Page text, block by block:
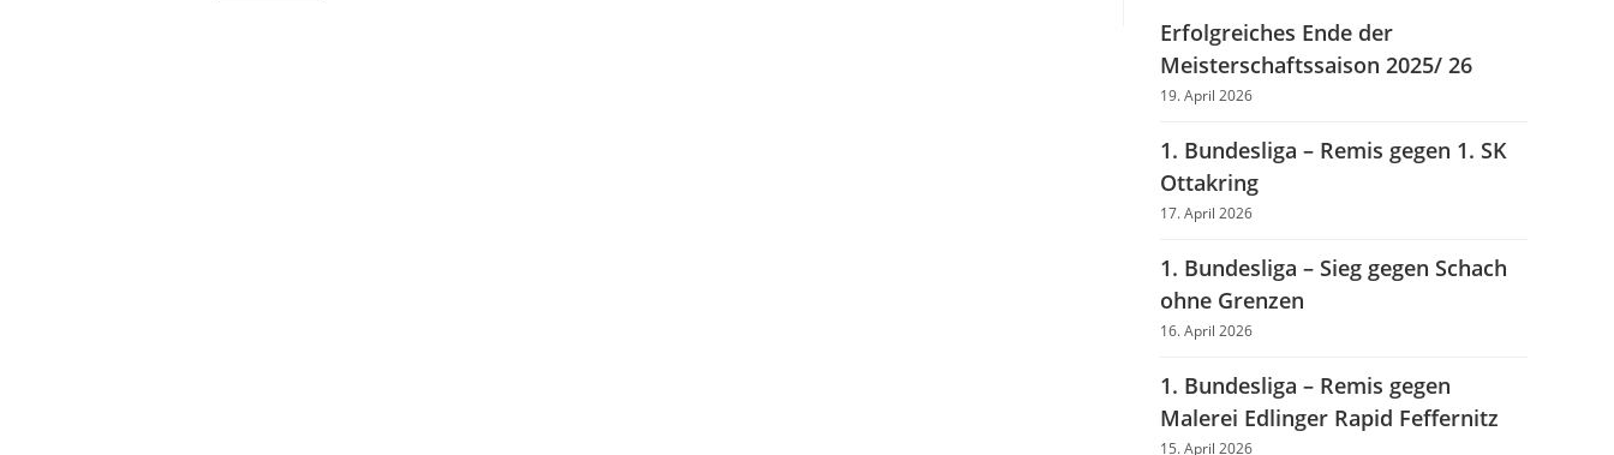
Erfolgreiches Ende der
Meisterschaftssaison 2025/ 26
19. April 2026
1. Bundesliga – Remis gegen 1. SK
Ottakring
17. April 2026
1. Bundesliga – Sieg gegen Schach
ohne Grenzen
16. April 2026
1. Bundesliga – Remis gegen
Malerei Edlinger Rapid Feffernitz
15. April 2026